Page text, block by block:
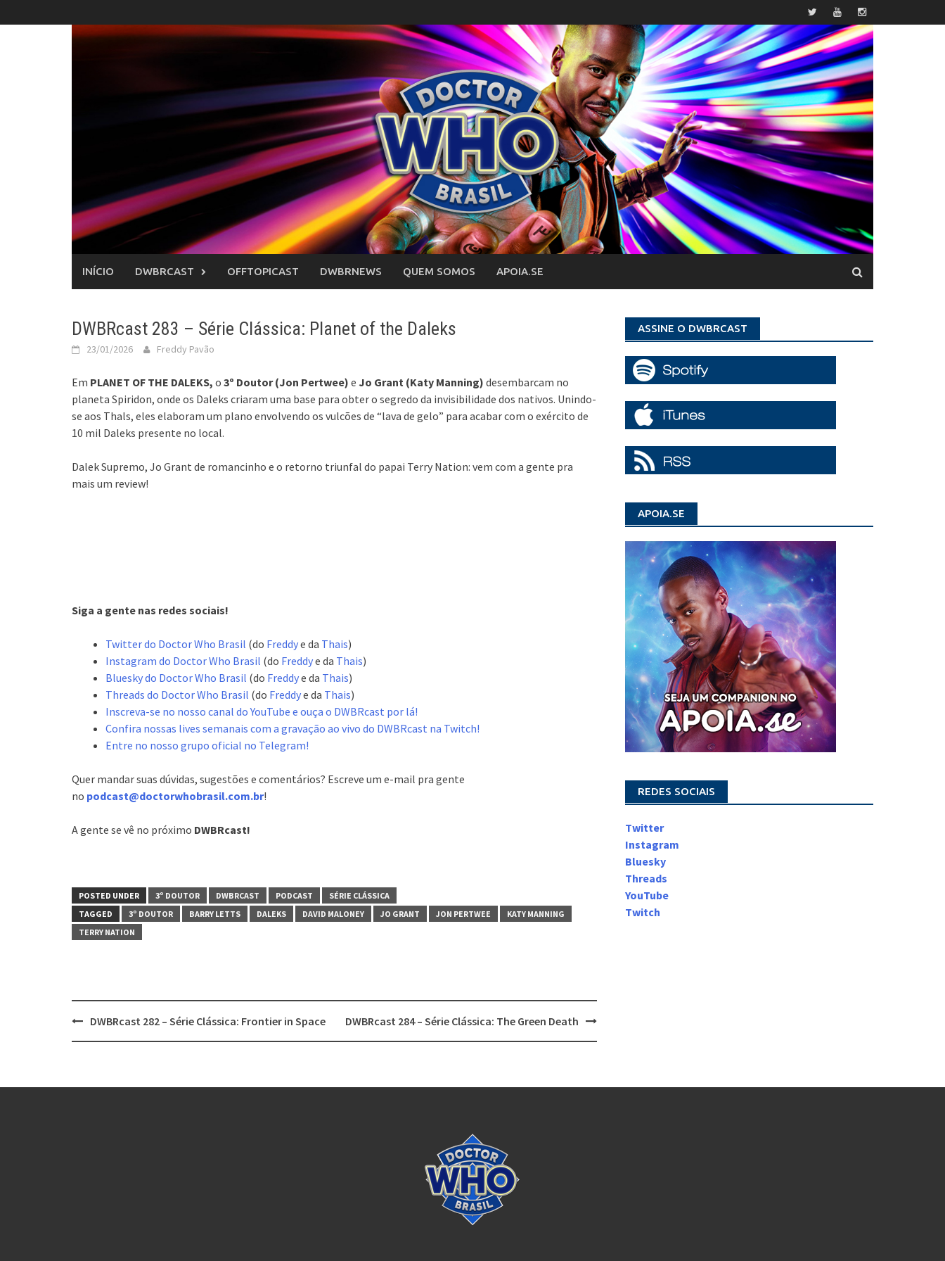
to
INÍCIO DWBRCAST OFFTOPICAST DWBRNEWS QUEM SOMOS APOIA.SE
DWBRcast 283 – Série Clássica: Planet of the Daleks
23/01/2026 Freddy Pavão
Em PLANET OF THE DALEKS, o 3º Doutor (Jon Pertwee) e Jo Grant (Katy Manning) desembarcam no
planeta Spiridon, onde os Daleks criaram uma base para obter o segredo da invisibilidade dos nativos. Unindo-
se aos Thals, eles elaboram um plano envolvendo os vulcões de “lava de gelo” para acabar com o exército de
10 mil Daleks presente no local.
Dalek Supremo, Jo Grant de romancinho e o retorno triunfal do papai Terry Nation: vem com a gente pra
mais um review!
Siga a gente nas redes sociais!
Twitter do Doctor Who Brasil (do Freddye da Thais)
Instagram do Doctor Who Brasil (do Freddye da Thais)
Bluesky do Doctor Who Brasil (do Freddye da Thais)
Threads do Doctor Who Brasil (do Freddye da Thais)
Inscreva-se no nosso canal do YouTube e ouça o DWBRcast por lá!
Confira nossas lives semanais com a gravação ao vivo do DWBRcast na Twitch!
Entre no nosso grupo oficial no Telegram!
Quer mandar suas dúvidas, sugestões e comentários? Escreve um e-mail pra gente
no podcast@doctorwhobrasil.com.br!
A gente se vê no próximo DWBRcast!
POSTED UNDER 3º DOUTOR DWBRCAST PODCAST
SÉRIE CLÁSSICA
TAGGED
3º DOUTOR BARRY LETTS DALEKS DAVID MALONEY JO GRANT JON PERTWEE
KATY MANNING
TERRY NATION
Post
navigation
DWBRcast 282 – Série Clássica: Frontier in Space DWBRcast 284 – Série Clássica: The Green Death
ASSINE O DWBRCAST
APOIA.SE
REDES SOCIAIS
Twitter
Instagram
Bluesky
Threads
YouTube
Twitch